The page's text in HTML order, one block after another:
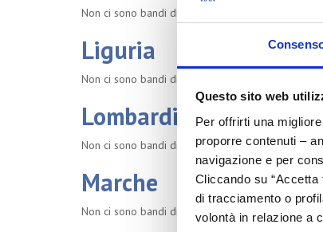
Questo sito web
Per offrirti una
proporre contenuti –
navigazione e per
Cliccando su “Accetta
di tracciamento o
volontà in relazione a
Non ci sono bandi disponibili
Liguria
Non ci sono bandi disponibili
Lombardia
Non ci sono bandi disponibili
Marche
Non ci sono bandi disponibili